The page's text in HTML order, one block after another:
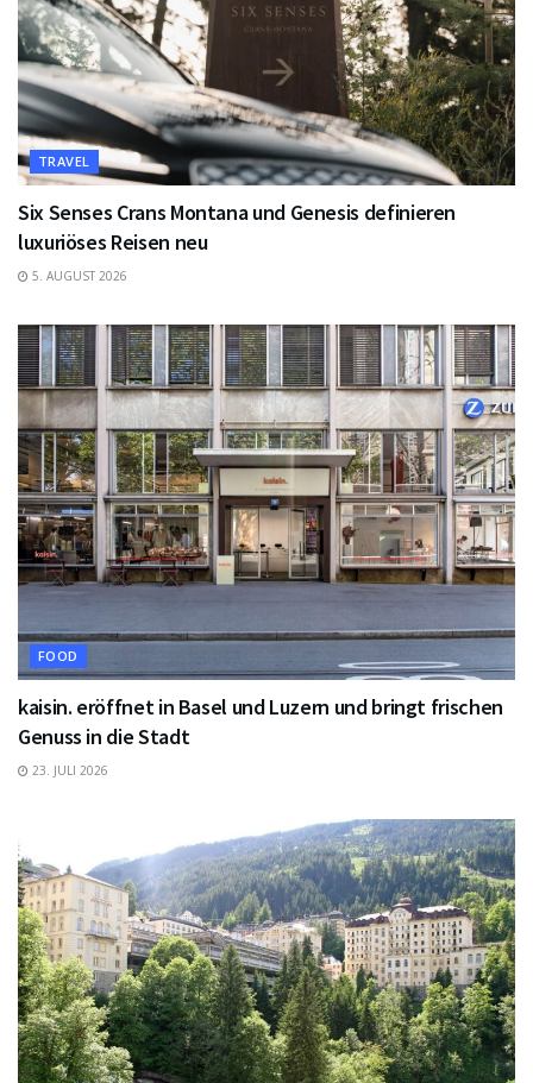
TRAVEL
Six Senses Crans Montana und Genesis definieren
luxuriöses Reisen neu
5. AUGUST 2026
FOOD
kaisin. eröffnet in Basel und Luzern und bringt frischen
Genuss in die Stadt
23. JULI 2026